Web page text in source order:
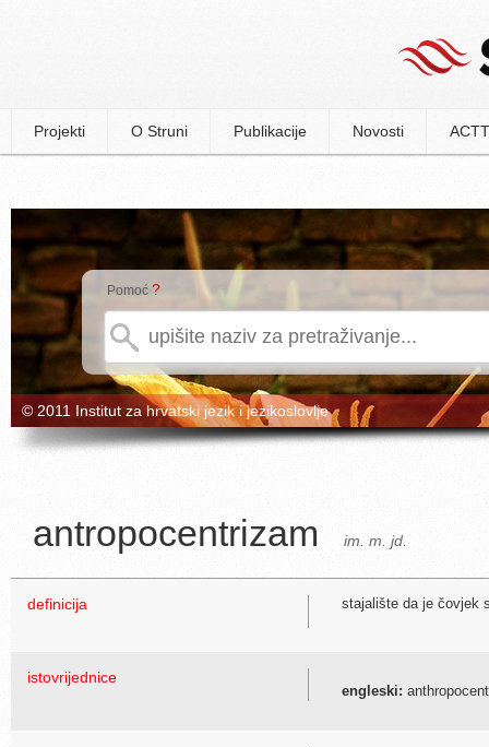
Projekti O Struni Publikacije Novosti
Pomoć ?
© 2011 Institut za hrvatski jezik i jezikoslovlje
antropocentrizam im. m. jd.
definicija stajalište da je čovjek
istovrijednice
engleski: